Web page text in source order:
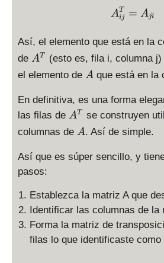
Aij
T = Aji
Así, el elemento que está en la
de A
^
AT
(esto es, fila i, columna
el elemento de A
A que está en la
En definitiva, es una forma
las filas de A
^
AT
se construyen
columnas de A
A. Así de simple.
Así que es súper sencillo, y
pasos:
Establezca la matriz A que
Identificar las columnas de la
Forma la matriz de
filas lo que identificaste como